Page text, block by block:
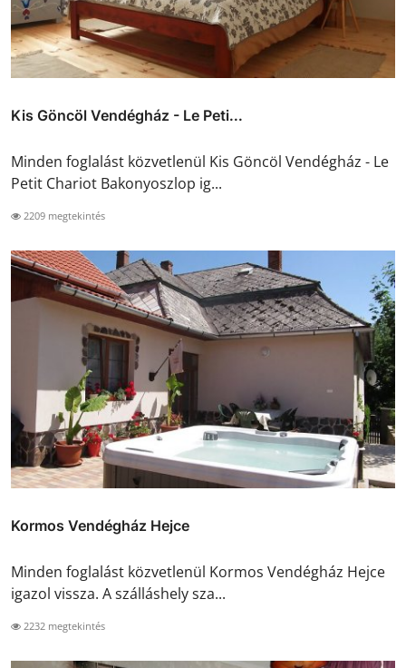
Kis Göncöl Vendégház - Le Peti...
Minden foglalást közvetlenül Kis Göncöl Vendégház - Le
Petit Chariot Bakonyoszlop ig...
2209 megtekintés
Kormos Vendégház Hejce
Minden foglalást közvetlenül Kormos Vendégház Hejce
igazol vissza. A szálláshely sza...
2232 megtekintés